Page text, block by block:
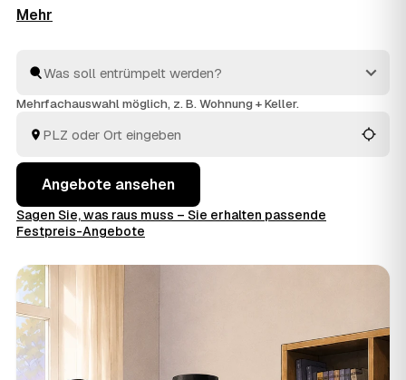
was raus soll – ob vollgestellter Keller, Dachboden,
Anbieter aus SN. Statt einzeln zu telefonieren
vergleichen Sie die Vorschläge in Ruhe und entscheiden
fachgerecht.
Mehrfachauswahl möglich, z. B. Wohnung + Keller.
Angebote ansehen
Sagen Sie, was raus muss – Sie erhalten passende
Festpreis-Angebote